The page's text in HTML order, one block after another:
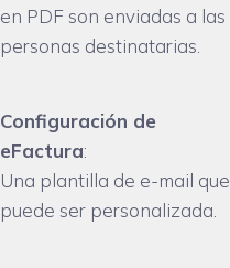
en PDF son enviadas a las
personas destinatarias.
Configuración de
eFactura:
Una plantilla de e-mail que
puede ser personalizada.